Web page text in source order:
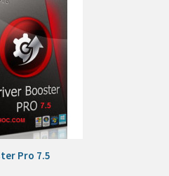
Pro 7.5